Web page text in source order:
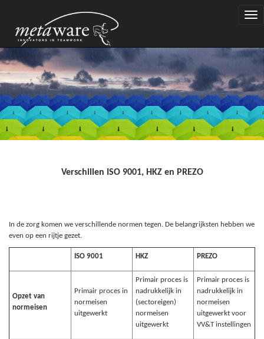
Verschillen ISO 9001, HKZ en PREZO
In de zorg komen we verschillende normen tegen. De belangrijksten hebben we
even op een rijtje gezet.
ISO 9001 HKZ PREZO
Opzet van
normeisen
Primair proces in
normeisen
uitgewerkt
Primair proces is
nadrukkelijk in
(sectoreigen)
normeisen
uitgewerkt
Primair proces is
nadrukkelijk in
normeisen
uitgewerkt voor
VV&T instellingen